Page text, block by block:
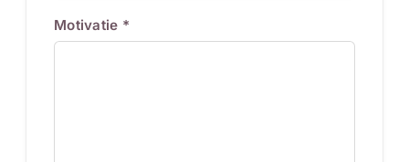
Motivatie *